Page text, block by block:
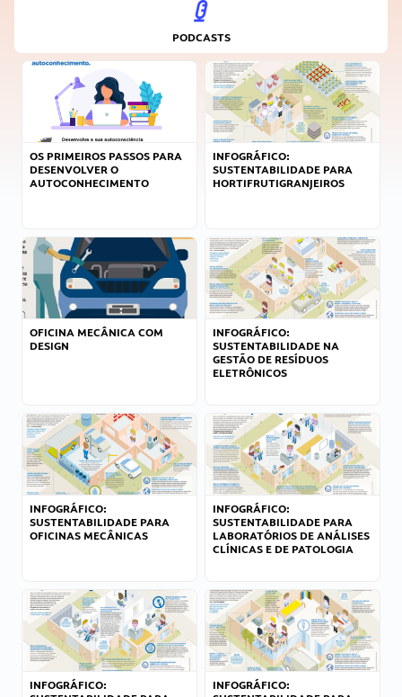
PODCASTS
OS PRIMEIROS PASSOS PARA
DESENVOLVER O
AUTOCONHECIMENTO
INFOGRÁFICO:
SUSTENTABILIDADE PARA
HORTIFRUTIGRANJEIROS
OFICINA MECÂNICA COM
DESIGN
INFOGRÁFICO:
SUSTENTABILIDADE NA
GESTÃO DE RESÍDUOS
ELETRÔNICOS
INFOGRÁFICO:
SUSTENTABILIDADE PARA
OFICINAS MECÂNICAS
INFOGRÁFICO:
SUSTENTABILIDADE PARA
LABORATÓRIOS DE ANÁLISES
CLÍNICAS E DE PATOLOGIA
INFOGRÁFICO:
INFOGRÁFICO: